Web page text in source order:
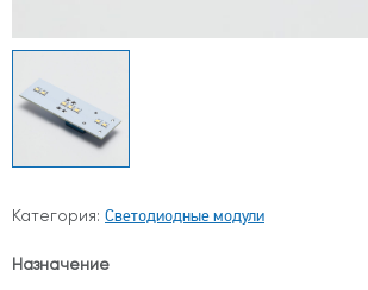
Категория: Светодиодные модули
Назначение